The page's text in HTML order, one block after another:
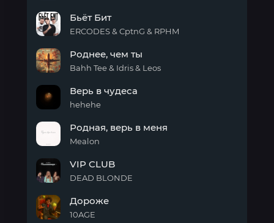
Бит
Бьёт Бит
ERCODES & CptnG & RPHM
чем
ты
Роднее, чем ты
Bahh Tee & Idris & Leos
в
чудеса
Верь в чудеса
hehehe
верь
в
Родная, верь в меня
Mealon
CLUB
VIP CLUB
DEAD BLONDE
Дороже
10AGE